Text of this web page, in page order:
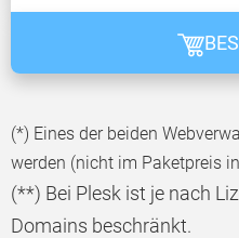
(*) Eines der beiden
werden (nicht im Paketpreis
(**) Bei Plesk ist je nach
Domains beschränkt.